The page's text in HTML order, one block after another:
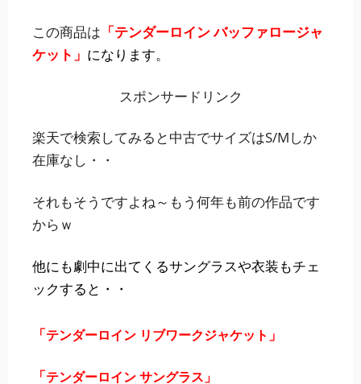
この商品は 「テンダーロイン バッファロージャ
ケット」 になります。
スポンサードリンク
楽天で検索してみると中古でサイズはS/Mしか
在庫なし・・
それもそうですよね～もう何年も前の作品です
からｗ
他にも劇中に出てくるサングラスや衣装もチェ
ックすると・・
「テンダーロイン リブワークジャケット 」
「テンダーロイン サングラス」